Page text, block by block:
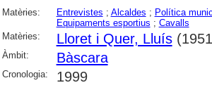
Matèries: Entrevistes ; Alcaldes ; Política
Equipaments esportius ; Cavalls
Matèries:
Lloret i Quer, Lluís
Àmbit: Bàscara
Cronologia: 1999